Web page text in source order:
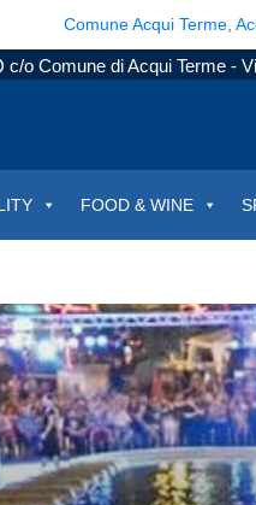
Comune Acqui Terme,
c/o Comune di Acqui Terme -
FOOD & WINE